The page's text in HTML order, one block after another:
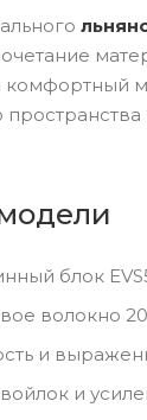
комфортный
блок
волокно
и
и